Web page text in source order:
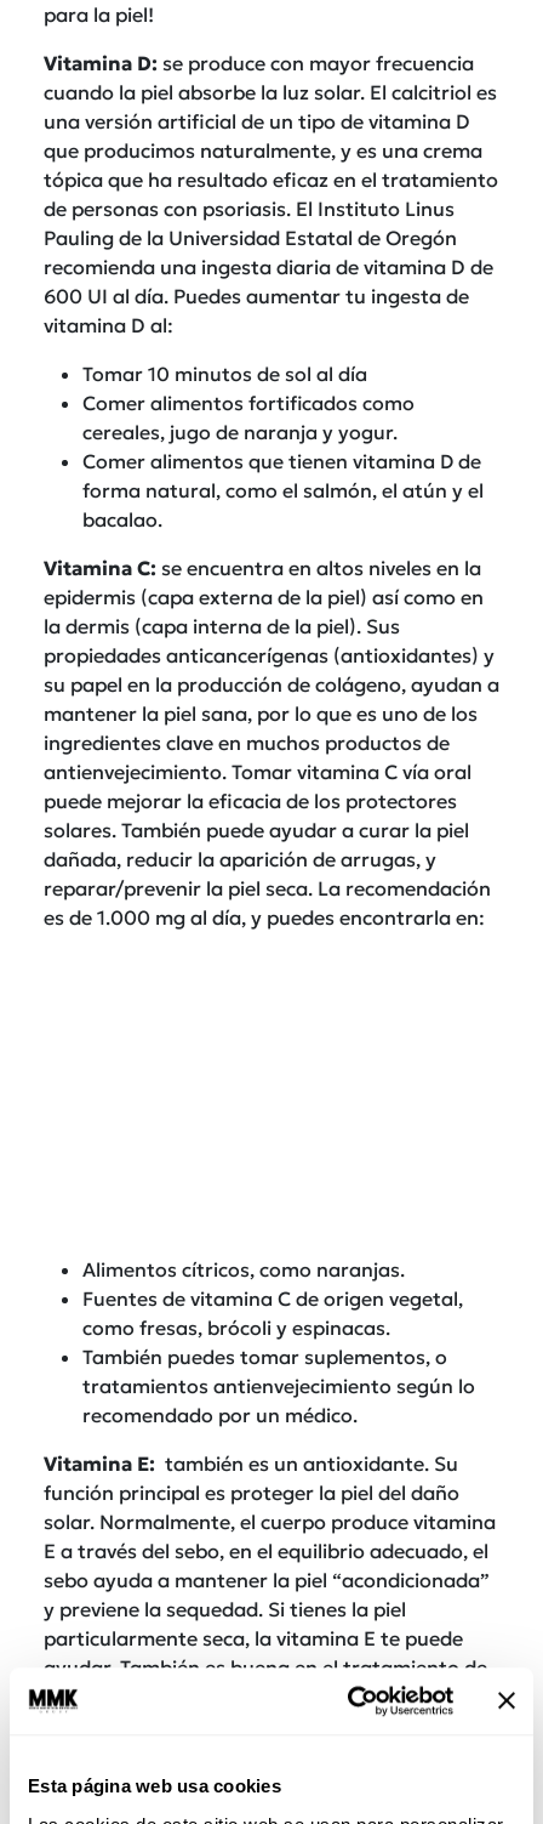
Esta página web usa cookies
para la piel!
Vitamina D: se produce con mayor frecuencia
cuando la piel absorbe la luz solar. El calcitriol es
una versión artificial de un tipo de vitamina D
que producimos naturalmente, y es una crema
tópica que ha resultado eficaz en el tratamiento
de personas con psoriasis. El Instituto Linus
Pauling de la Universidad Estatal de Oregón
recomienda una ingesta diaria de vitamina D de
600 UI al día. Puedes aumentar tu ingesta de
vitamina D al:
Tomar 10 minutos de sol al día
Comer alimentos fortificados como
cereales, jugo de naranja y yogur.
Comer alimentos que tienen vitamina D de
forma natural, como el salmón, el atún y el
bacalao.
Vitamina C: se encuentra en altos niveles en la
epidermis (capa externa de la piel) así como en
la dermis (capa interna de la piel). Sus
propiedades anticancerígenas (antioxidantes) y
su papel en la producción de colágeno, ayudan a
mantener la piel sana, por lo que es uno de los
ingredientes clave en muchos productos de
antienvejecimiento. Tomar vitamina C vía oral
puede mejorar la eficacia de los protectores
solares. También puede ayudar a curar la piel
dañada, reducir la aparición de arrugas, y
reparar/prevenir la piel seca. La recomendación
es de 1.000 mg al día, y puedes encontrarla en:
Alimentos cítricos, como naranjas.
Fuentes de vitamina C de origen vegetal,
como fresas, brócoli y espinacas.
También puedes tomar suplementos, o
tratamientos antienvejecimiento según lo
recomendado por un médico.
Vitamina E: también es un antioxidante. Su
función principal es proteger la piel del daño
solar. Normalmente, el cuerpo produce vitamina
E a través del sebo, en el equilibrio adecuado, el
sebo ayuda a mantener la piel “acondicionada”
y previene la sequedad. Si tienes la piel
particularmente seca, la vitamina E te puede
ayudar. También es buena en el tratamiento de
la inflamación de la piel. Si bien la vitamina E
está disponible en muchos productos para el
efecto podría minimizarse con la exposición al
sol, por lo que es preferible obtenerla de